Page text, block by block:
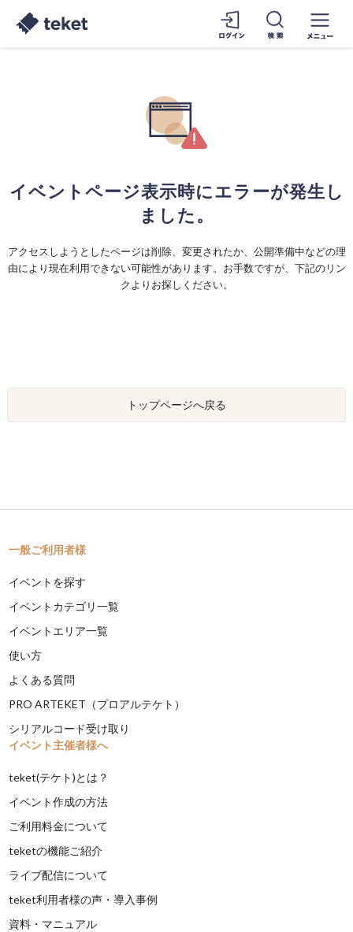
イベントページ表示時にエラーが発生し
ました。
アクセスしようとしたページは削除、変更されたか、公開準備中などの理
由により現在利用できない可能性があります。お手数ですが、下記のリン
クよりお探しください。
トップページへ戻る
一般ご利用者様
イベントを探す
イベントカテゴリ一覧
イベントエリア一覧
使い方
よくある質問
PRO ARTEKET（プロアルテケト）
シリアルコード受け取り
イベント主催者様へ
teket(テケト)とは？
イベント作成の方法
ご利用料金について
teketの機能ご紹介
ライブ配信について
teket利用者様の声・導入事例
資料・マニュアル